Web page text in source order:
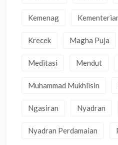
Kemenag
Krecek Magha Puja
Meditasi Mendut
Muhammad Mukhlisin
Ngasiran Nyadran
Nyadran Perdamaian